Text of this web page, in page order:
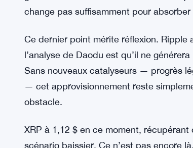
Le scénario pessimiste : en
dessous de 1 $
Voici où cela devient inconfortable. Le
de 1,50 $ d’ici 2027, avec une réelle
augmente. Les déclencheurs ne sont
générale du marché sur les actifs à